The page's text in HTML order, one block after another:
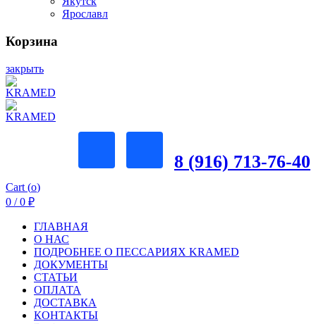
Ярославл
Корзина
закрыть
8 (916) 713-76-40
Cart (o)
0 / 0 ₽
ГЛАВНАЯ
О НАС
ПОДРОБНЕЕ О ПEСCАРИЯХ KRAMED
ДОКУМЕНТЫ
СТАТЬИ
ОПЛАТА
ДОСТАВКА
КОНТАКТЫ